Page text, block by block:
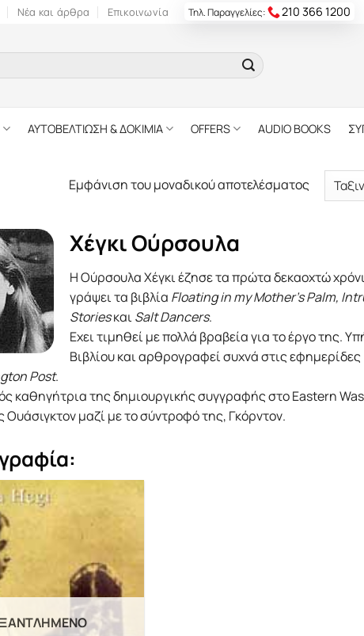
Νέα και άρθρα Επικοινωνία Τηλ. Παραγγελίες: 210 366 1200
ΑΥΤΟΒΕΛΤΙΩΣΗ & ΔΟΚΙΜΙΑ OFFERS AUDIO BOOKS
Εμφάνιση του μοναδικού αποτελέσματος
Χέγκι Ούρσουλα
Η Ούρσουλα Χέγκι έζησε τα πρώτα δεκαοχτώ
γράψει τα βιβλία Floating in my Mother's Palm,
Storiesκαι Salt Dancers.
Εχει τιμηθεί με πολλά βραβεία για το έργο της.
Βιβλίου και αρθρογραφεί συχνά στις εφημερίδες
Post.
καθηγήτρια της δημιουργικής συγγραφής στο Eastern
Ουάσιγκτον μαζί με το σύντροφό της, Γκόρντον.